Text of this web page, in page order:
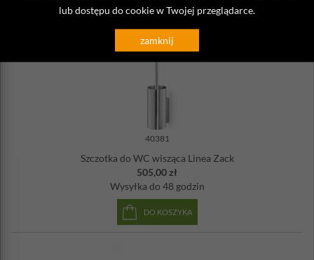
lub dostępu do cookie w Twojej przeglądarce.
zamknij
DO KOSZYKA
40381
Szczotka do WC wisząca Linea Zack
505,00 zł
Wysyłka do 48 godzin
DO KOSZYKA